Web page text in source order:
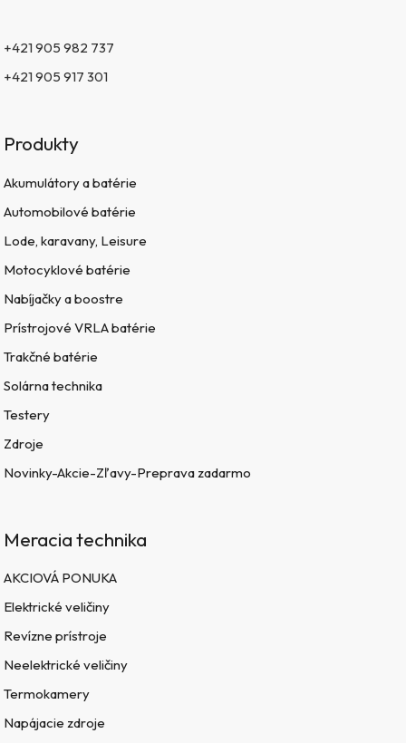
+421 905 982 737
+421 905 917 301
Produkty
Akumulátory a batérie
Automobilové batérie
Lode, karavany, Leisure
Motocyklové batérie
Nabíjačky a boostre
Prístrojové VRLA batérie
Trakčné batérie
Solárna technika
Testery
Zdroje
Novinky-Akcie-Zľavy-Preprava zadarmo
Meracia technika
AKCIOVÁ PONUKA
Elektrické veličiny
Revízne prístroje
Neelektrické veličiny
Termokamery
Napájacie zdroje